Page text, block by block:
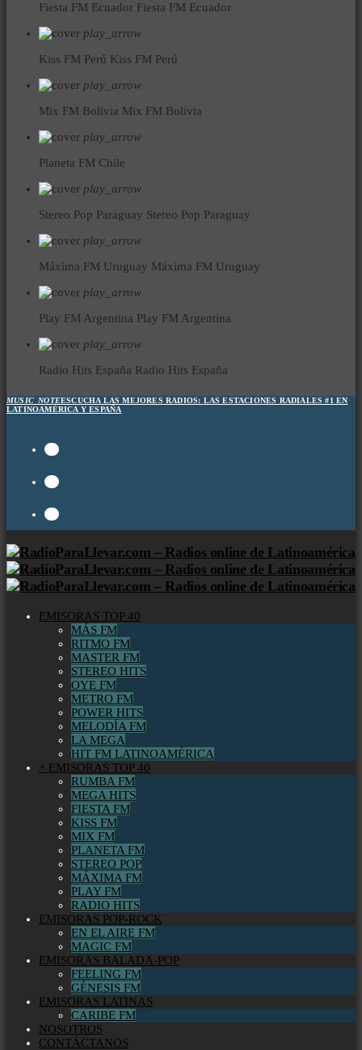
Fiesta FM Ecuador Fiesta FM Ecuador
play_arrow
Kiss FM Perú Kiss FM Perú
play_arrow
Mix FM Bolivia Mix FM Bolivia
play_arrow
Planeta FM Chile
play_arrow
Stereo Pop Paraguay Stereo Pop Paraguay
play_arrow
Máxima FM Uruguay Máxima FM Uruguay
play_arrow
Play FM Argentina Play FM Argentina
play_arrow
Radio Hits España Radio Hits España
MUSIC_NOTEESCUCHA LAS MEJORES RADIOS: LAS ESTACIONES RADIALES #1 EN
LATINOAMÉRICA Y ESPAÑA
EMISORAS TOP 40
MÁS FM
RITMO FM
MASTER FM
STEREO HITS
OYE FM
METRO FM
POWER HITS
MELODÍA FM
LA MEGA
HIT FM LATINOAMÉRICA
+ EMISORAS TOP 40
RUMBA FM
MEGA HITS
FIESTA FM
KISS FM
MIX FM
PLANETA FM
STEREO POP
MÁXIMA FM
PLAY FM
RADIO HITS
EMISORAS POP-ROCK
EN EL AIRE FM
MAGIC FM
EMISORAS BALADA-POP
FEELING FM
GÉNESIS FM
EMISORAS LATINAS
CARIBE FM
NOSOTROS
CONTÁCTANOS